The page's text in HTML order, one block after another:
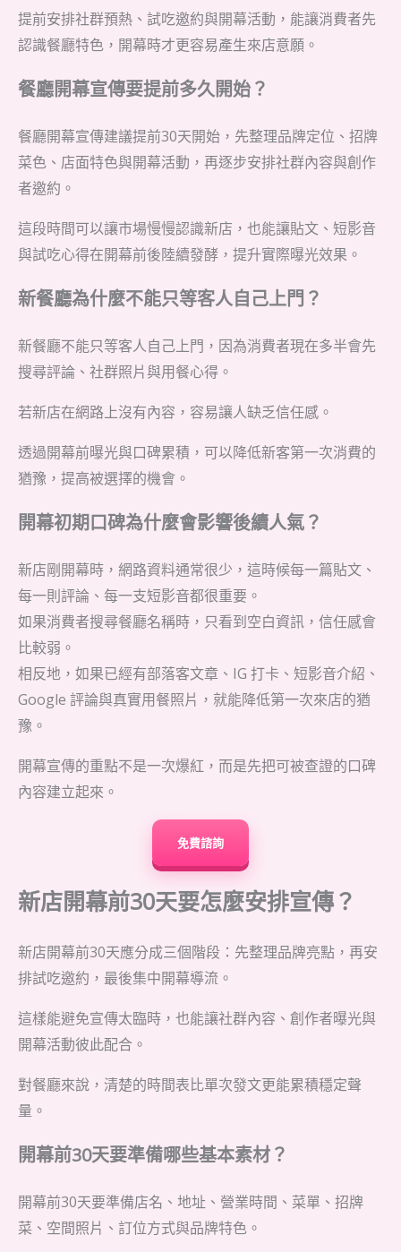
提前安排社群預熱、試吃邀約與開幕活動，能讓消費者先
認識餐廳特色，開幕時才更容易產生來店意願。
餐廳開幕宣傳要提前多久開始？
餐廳開幕宣傳建議提前30天開始，先整理品牌定位、招牌
菜色、店面特色與開幕活動，再逐步安排社群內容與創作
者邀約。
這段時間可以讓市場慢慢認識新店，也能讓貼文、短影音
與試吃心得在開幕前後陸續發酵，提升實際曝光效果。
新餐廳為什麼不能只等客人自己上門？
新餐廳不能只等客人自己上門，因為消費者現在多半會先
搜尋評論、社群照片與用餐心得。
若新店在網路上沒有內容，容易讓人缺乏信任感。
透過開幕前曝光與口碑累積，可以降低新客第一次消費的
猶豫，提高被選擇的機會。
開幕初期口碑為什麼會影響後續人氣？
新店剛開幕時，網路資料通常很少，這時候每一篇貼文、
每一則評論、每一支短影音都很重要。
如果消費者搜尋餐廳名稱時，只看到空白資訊，信任感會
比較弱。
相反地，如果已經有部落客文章、IG 打卡、短影音介紹、
Google 評論與真實用餐照片，就能降低第一次來店的猶
豫。
開幕宣傳的重點不是一次爆紅，而是先把可被查證的口碑
內容建立起來。
免費諮詢
新店開幕前30天要怎麼安排宣傳？
新店開幕前30天應分成三個階段：先整理品牌亮點，再安
排試吃邀約，最後集中開幕導流。
這樣能避免宣傳太臨時，也能讓社群內容、創作者曝光與
開幕活動彼此配合。
對餐廳來說，清楚的時間表比單次發文更能累積穩定聲
量。
開幕前30天要準備哪些基本素材？
開幕前30天要準備店名、地址、營業時間、菜單、招牌
菜、空間照片、訂位方式與品牌特色。